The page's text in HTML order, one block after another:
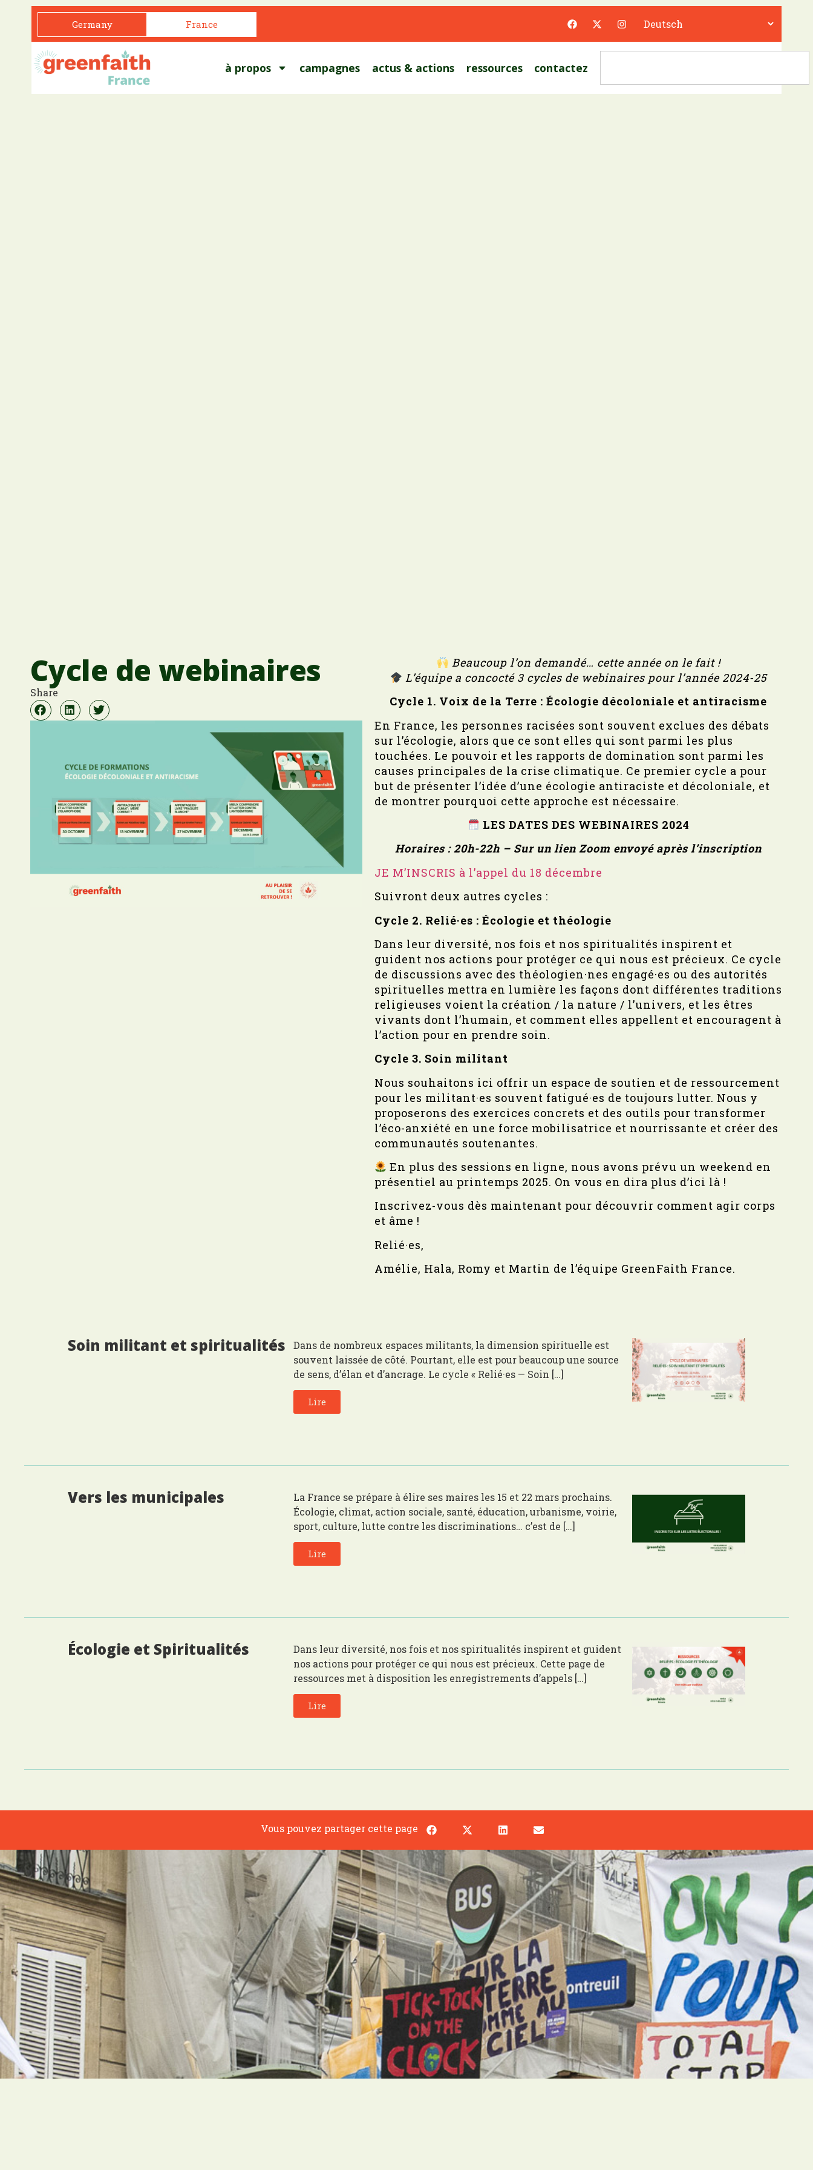
Germany France
à propos campagnes actus & actions ressources contactez
Cycle de webinaires
Share
Beaucoup l’on demandé… cette année on le fait !
L’équipe a concocté 3 cycles de webinaires pour l’année 2024-25
Cycle 1. Voix de la Terre : Écologie décoloniale et antiracisme
En France, les personnes racisées sont souvent exclues des débats
sur l’écologie, alors que ce sont elles qui sont parmi les plus
touchées. Le pouvoir et les rapports de domination sont parmi les
causes principales de la crise climatique. Ce premier cycle a pour
but de présenter l’idée d’une écologie antiraciste et décoloniale, et
de montrer pourquoi cette approche est nécessaire.
LES DATES DES WEBINAIRES 2024
Horaires : 20h-22h – Sur un lien Zoom envoyé après l’inscription
JE M’INSCRIS à l’appel du 18 décembre
Suivront deux autres cycles :
Cycle 2. Relié·es : Écologie et théologie
Dans leur diversité, nos fois et nos spiritualités inspirent et
guident nos actions pour protéger ce qui nous est précieux. Ce cycle
de discussions avec des théologien·nes engagé·es ou des autorités
spirituelles mettra en lumière les façons dont différentes traditions
religieuses voient la création / la nature / l’univers, et les êtres
vivants dont l’humain, et comment elles appellent et encouragent à
l’action pour en prendre soin.
Cycle 3. Soin militant
Nous souhaitons ici offrir un espace de soutien et de ressourcement
pour les militant·es souvent fatigué·es de toujours lutter. Nous y
proposerons des exercices concrets et des outils pour transformer
l’éco-anxiété en une force mobilisatrice et nourrissante et créer des
communautés soutenantes.
En plus des sessions en ligne, nous avons prévu un weekend en
présentiel au printemps 2025. On vous en dira plus d’ici là !
Inscrivez-vous dès maintenant pour découvrir comment agir corps
et âme !
Relié·es,
Amélie, Hala, Romy et Martin de l’équipe GreenFaith France.
Soin militant et spiritualités
Dans de nombreux espaces militants, la dimension spirituelle est
souvent laissée de côté. Pourtant, elle est pour beaucoup une source
de sens, d’élan et d’ancrage. Le cycle « Relié·es — Soin […]
Lire
Vers les municipales
La France se prépare à élire ses maires les 15 et 22 mars prochains.
Écologie, climat, action sociale, santé, éducation, urbanisme, voirie,
sport, culture, lutte contre les discriminations… c’est de […]
Lire
Écologie et Spiritualités
Dans leur diversité, nos fois et nos spiritualités inspirent et guident
nos actions pour protéger ce qui nous est précieux. Cette page de
ressources met à disposition les enregistrements d’appels […]
Lire
Vous pouvez partager cette page